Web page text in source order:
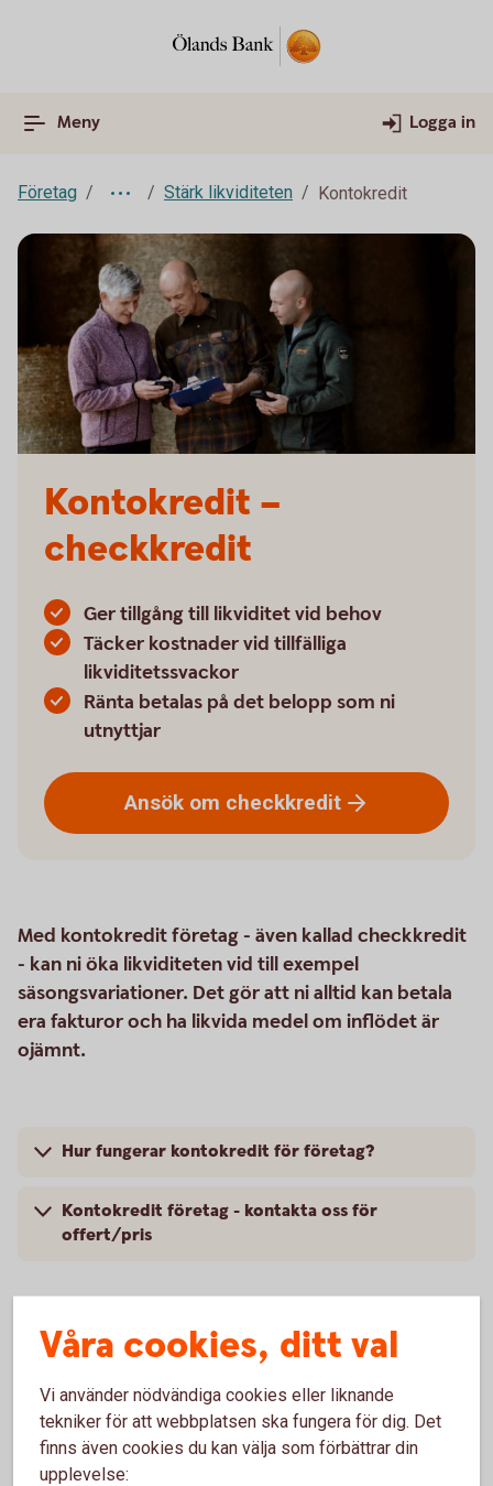
Meny Logga in
Företag Stärk likviditeten Kontokredit
Kontokredit –
checkkredit
Ger tillgång till likviditet vid behov
Täcker kostnader vid tillfälliga
likviditetssvackor
Ränta betalas på det belopp som ni
utnyttjar
Ansök om checkkredit
Med kontokredit företag - även kallad checkkredit
- kan ni öka likviditeten vid till exempel
säsongsvariationer. Det gör att ni alltid kan betala
era fakturor och ha likvida medel om inflödet är
ojämnt.
Hur fungerar kontokredit för företag?
Kontokredit företag - kontakta oss för
offert/pris
Andra alternativ till extra
rörelsekapital
Fakturabelåning
Våra cookies, ditt val
Vi använder nödvändiga cookies eller liknande
tekniker för att webbplatsen ska fungera för dig. Det
finns även cookies du kan välja som förbättrar din
upplevelse: